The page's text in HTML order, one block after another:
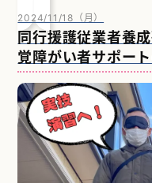
2024/11/18（月）
同行援護従業者養
覚障がい者サポー